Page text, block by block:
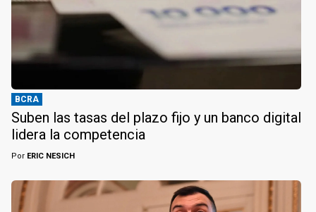
BCRA
Suben las tasas del plazo fijo y un banco digital
lidera la competencia
Por ERIC NESICH